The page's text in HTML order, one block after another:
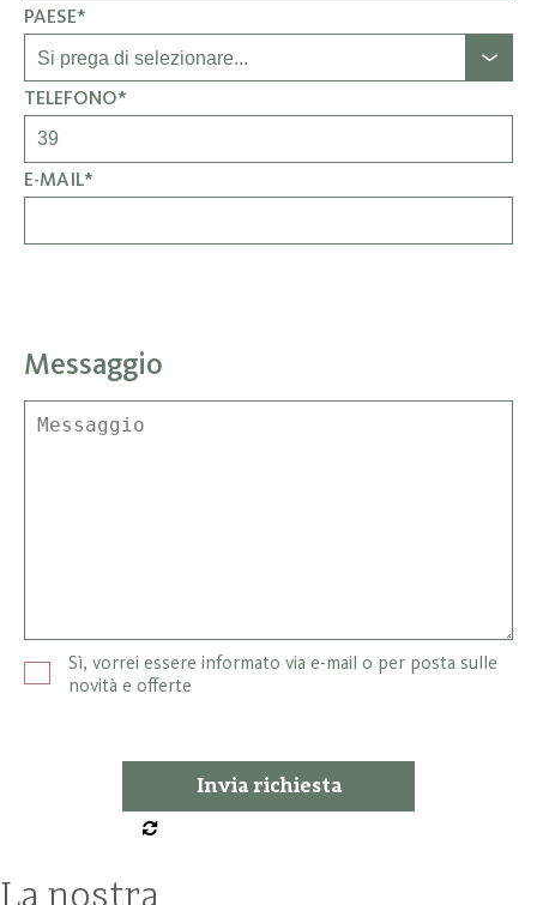
PAESE*
TELEFONO*
E-MAIL*
Messaggio
Sì, vorrei essere informato via e-mail o per posta sulle
novità e offerte